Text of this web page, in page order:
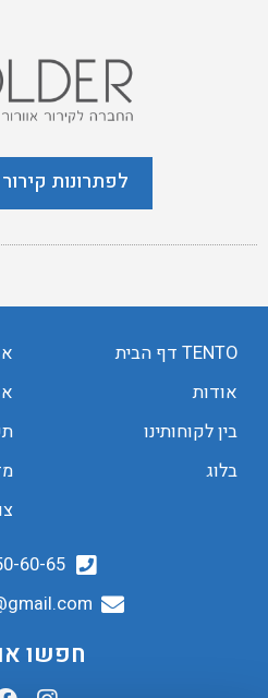
לפתרונות
TENTO דף הבית
אודות
בין לקוחותינו
בלוג
60-65
חפשו